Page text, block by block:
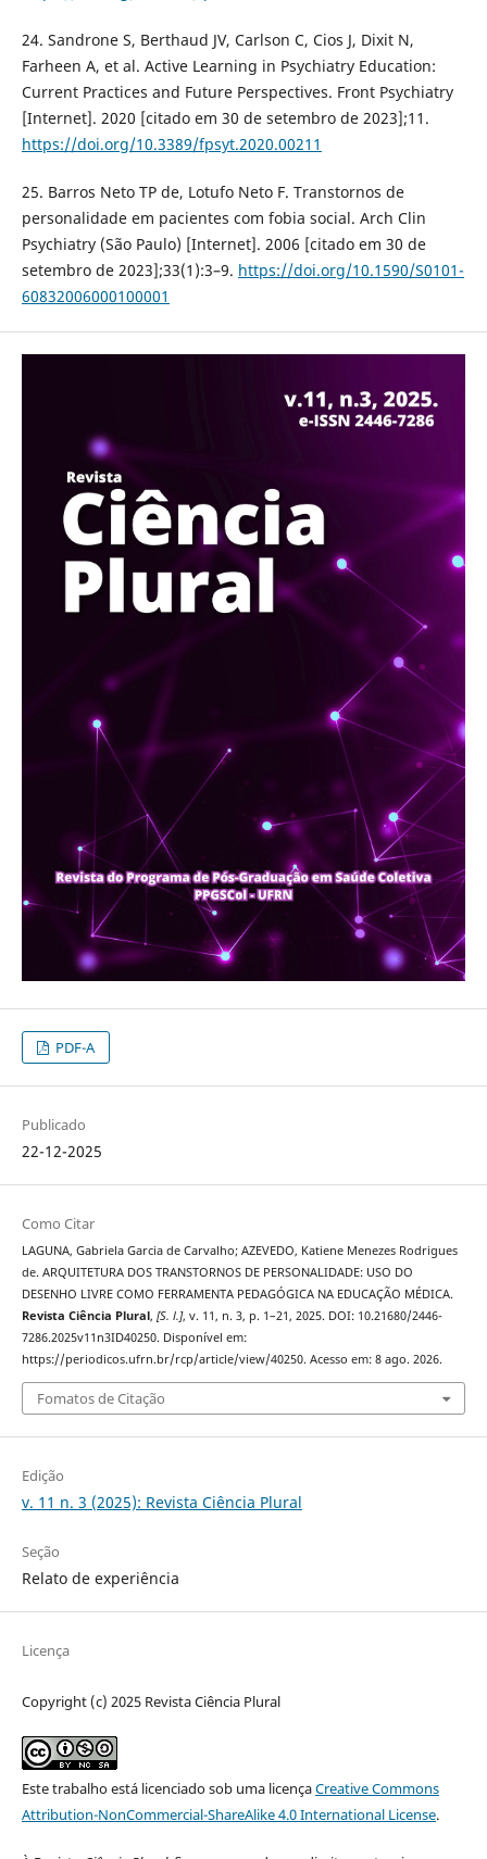
24. Sandrone S, Berthaud JV, Carlson C, Cios J, Dixit N,
Farheen A, et al. Active Learning in Psychiatry Education:
Current Practices and Future Perspectives. Front Psychiatry
[Internet]. 2020 [citado em 30 de setembro de 2023];11.
https://doi.org/10.3389/fpsyt.2020.00211
25. Barros Neto TP de, Lotufo Neto F. Transtornos de
personalidade em pacientes com fobia social. Arch Clin
Psychiatry (São Paulo) [Internet]. 2006 [citado em 30 de
setembro de 2023];33(1):3–9. https://doi.org/10.1590/S0101-
60832006000100001
PDF-A
Publicado
22-12-2025
Como Citar
LAGUNA, Gabriela Garcia de Carvalho; AZEVEDO, Katiene Menezes Rodrigues
de. ARQUITETURA DOS TRANSTORNOS DE PERSONALIDADE: USO DO
DESENHO LIVRE COMO FERRAMENTA PEDAGÓGICA NA EDUCAÇÃO MÉDICA.
Revista Ciência Plural, [S. l.], v. 11, n. 3, p. 1–21, 2025. DOI: 10.21680/2446-
7286.2025v11n3ID40250. Disponível em:
https://periodicos.ufrn.br/rcp/article/view/40250. Acesso em: 8 ago. 2026.
Fomatos de Citação
Edição
v. 11 n. 3 (2025): Revista Ciência Plural
Seção
Relato de experiência
Licença
Copyright (c) 2025 Revista Ciência Plural
Este trabalho está licenciado sob uma licençaCreative Commons
Attribution-NonCommercial-ShareAlike 4.0 International License.